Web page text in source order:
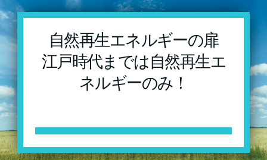
自然再生エネルギーの扉
江戸時代までは自然再生エ
ネルギーのみ！